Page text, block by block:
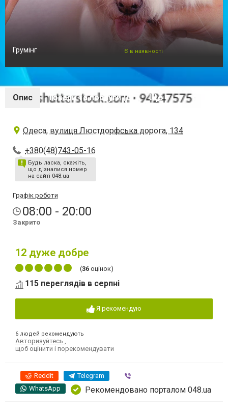
Грумінг Є в наявності
Опис Товари та послуги (6) Ще
Одеса, вулиця Люстдорфська дорога, 134
+380(48)743-05-16
Будь ласка, скажіть,
що дізналися номер
на сайті 048.ua
Графік роботи
08:00 - 20:00
Закрито
12 дуже добре
(36 оцінок)
115 переглядів в серпні
Я рекомендую
6 людей рекомендують
Авторизуйтесь
щоб оцінити і порекомендувати
Reddit Telegram
WhatsApp
Рекомендовано порталом 048.ua